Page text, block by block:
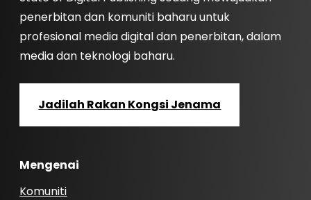
penerbitan dan komuniti baharu untuk
profesional media digital dan penerbitan, dalam
media dan teknologi baharu.
Jadilah Rakan Kongsi Jenama
Mengenai
Komuniti